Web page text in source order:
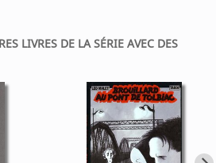
LIVRES DE LA SÉRIE AVEC DES